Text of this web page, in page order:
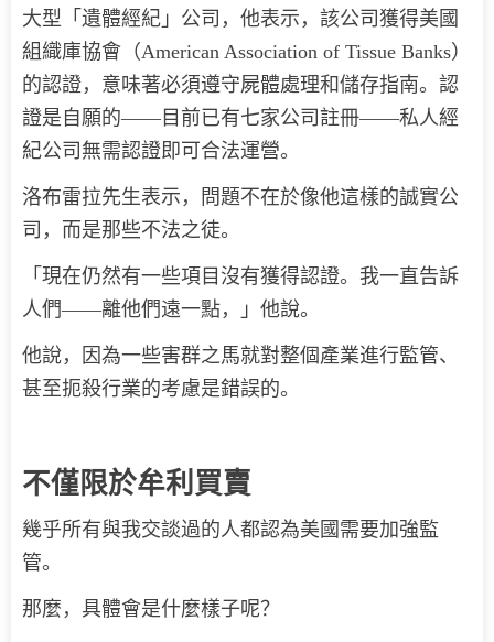
大型「遺體經紀」公司，他表示，該公司獲得美國
組織庫協會（American Association of Tissue Banks）
的認證，意味著必須遵守屍體處理和儲存指南。認
證是自願的——目前已有七家公司註冊——私人經
紀公司無需認證即可合法運營。
洛布雷拉先生表示，問題不在於像他這樣的誠實公
司，而是那些不法之徒。
「現在仍然有一些項目沒有獲得認證。我一直告訴
人們——離他們遠一點，」他說。
他說，因為一些害群之馬就對整個產業進行監管、
甚至扼殺行業的考慮是錯誤的。
不僅限於牟利買賣
幾乎所有與我交談過的人都認為美國需要加強監
管。
那麼，具體會是什麼樣子呢？